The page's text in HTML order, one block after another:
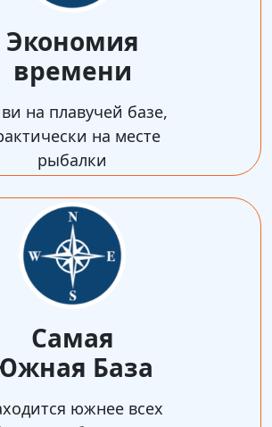
Экономия
времени
на плавучей базе,
на месте
рыбалки
Самая
База
южнее всех